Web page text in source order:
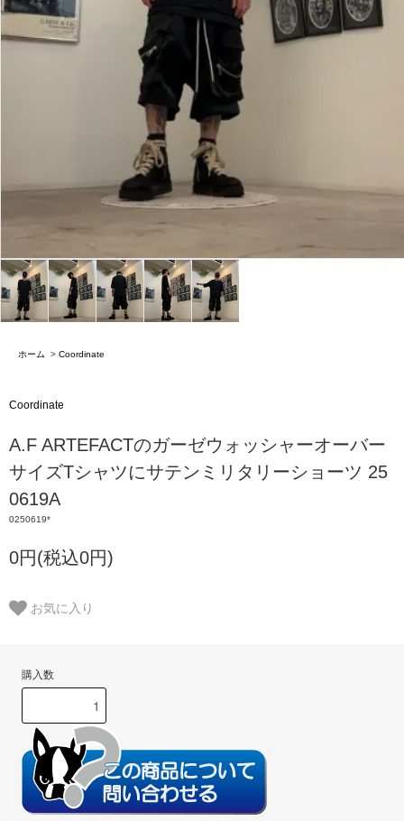
ホーム > Coordinate
Coordinate
A.F ARTEFACTのガーゼウォッシャーオーバー
サイズTシャツにサテンミリタリーショーツ 25
0619A
0250619*
0円(税込0円)
お気に入り
購入数